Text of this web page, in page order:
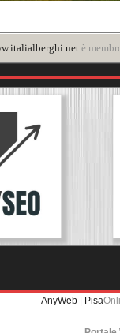
è
AnyWeb | Pisa